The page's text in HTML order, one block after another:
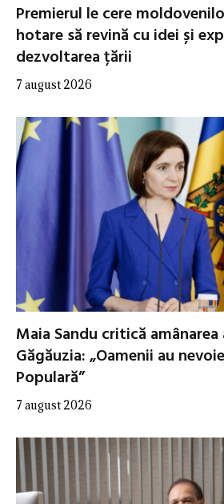
Premierul le cere
hotare să revină cu idei și
dezvoltarea țării
7 august 2026
Maia Sandu critică
Găgăuzia: „Oamenii au
Populară”
7 august 2026